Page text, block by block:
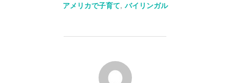
アメリカで子育て, バイリンガル
投稿者